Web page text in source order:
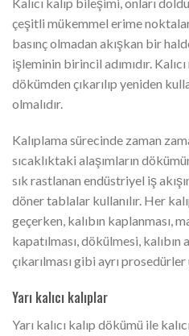
çeşitli mükemmel erime
basınç olmadan akışkan bir
işleminin birincil adımıdır.
dökümden çıkarılıp yeniden
olmalıdır.
Kalıplama sürecinde zaman
sıcaklıktaki alaşımların
sık rastlanan endüstriyel iş
döner tablalar kullanılır. Her
geçerken, kalıbın kaplanması,
kapatılması, dökülmesi, kalıbın
çıkarılması gibi ayrı prosedürler
Yarı kalıcı kalıplar
Yarı kalıcı kalıp dökümü ile